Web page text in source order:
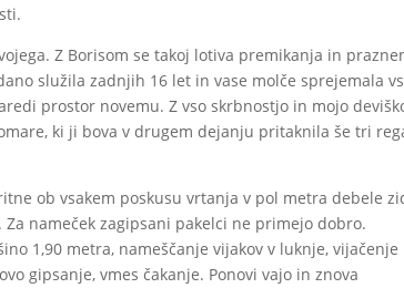
Z Borisom se takoj lotiva premikanja in
služila zadnjih 16 let in vase molče sprejemala
prostor novemu. Z vso skrbnostjo in mojo
ki ji bova v drugem dejanju pritaknila še tri
ob vsakem poskusu vrtanja v pol metra debele
nameček zagipsani pakelci ne primejo dobro.
1,90 metra, nameščanje vijakov v luknje, vijačenje
gipsanje, vmes čakanje. Ponovi vajo in znova